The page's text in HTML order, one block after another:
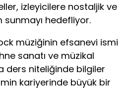
izleyicilere nostaljik ve
hedefliyor.
müziğinin efsanevi ismi
sanatı ve müzikal
ders niteliğinde bilgiler
kariyerinde büyük bir